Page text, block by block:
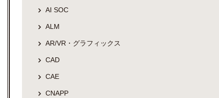
AI SOC
ALM
AR/VR・グラフィックス
CAD
CAE
CNAPP